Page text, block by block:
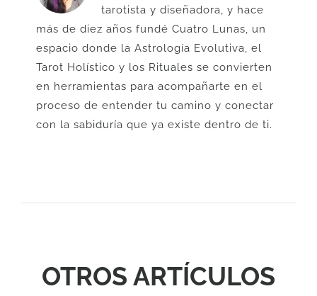
tarotista y diseñadora, y hace
más de diez años fundé Cuatro Lunas, un
espacio donde la Astrología Evolutiva, el
Tarot Holístico y los Rituales se convierten
en herramientas para acompañarte en el
proceso de entender tu camino y conectar
con la sabiduría que ya existe dentro de ti.
OTROS ARTÍCULOS